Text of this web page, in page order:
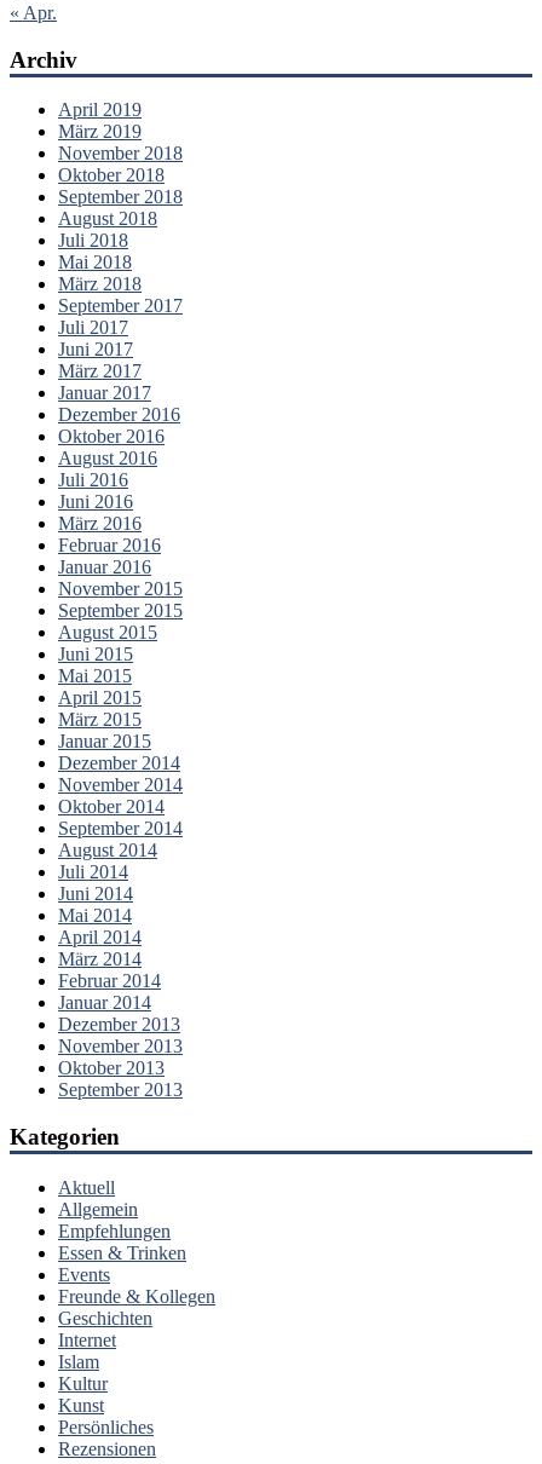
« Apr.
Archiv
April 2019
März 2019
November 2018
Oktober 2018
September 2018
August 2018
Juli 2018
Mai 2018
März 2018
September 2017
Juli 2017
Juni 2017
März 2017
Januar 2017
Dezember 2016
Oktober 2016
August 2016
Juli 2016
Juni 2016
März 2016
Februar 2016
Januar 2016
November 2015
September 2015
August 2015
Juni 2015
Mai 2015
April 2015
März 2015
Januar 2015
Dezember 2014
November 2014
Oktober 2014
September 2014
August 2014
Juli 2014
Juni 2014
Mai 2014
April 2014
März 2014
Februar 2014
Januar 2014
Dezember 2013
November 2013
Oktober 2013
September 2013
Kategorien
Aktuell
Allgemein
Empfehlungen
Essen & Trinken
Events
Freunde & Kollegen
Geschichten
Internet
Islam
Kultur
Kunst
Persönliches
Rezensionen